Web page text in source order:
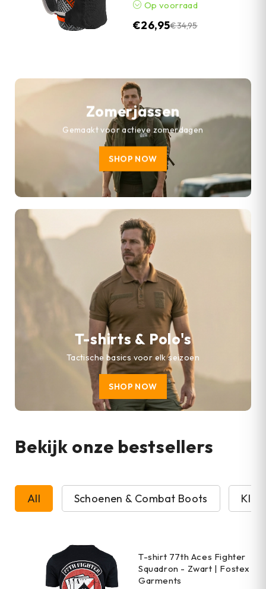
Op voorraad
€34,95
€26,95
Zomerjassen
Gemaakt voor actieve zomerdagen
SHOP NOW
T-shirts & Polo's
Tactische basics voor elk seizoen
SHOP NOW
Bekijk onze bestsellers
All Schoenen & Combat Boots
T-shirt 77th Aces Fighter
Squadron - Zwart | Fostex
Garments